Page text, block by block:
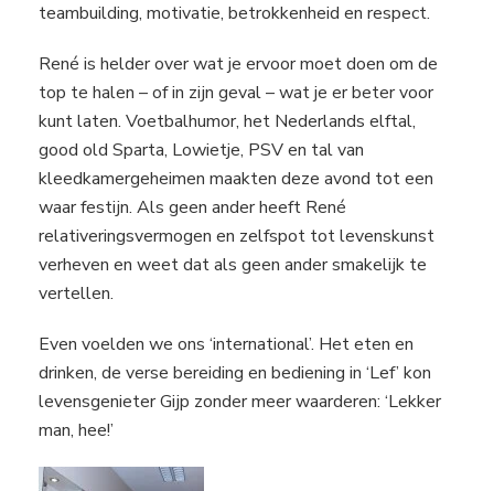
teambuilding, motivatie, betrokkenheid en respect.
René is helder over wat je ervoor moet doen om de
top te halen – of in zijn geval – wat je er beter voor
kunt laten. Voetbalhumor, het Nederlands elftal,
good old Sparta, Lowietje, PSV en tal van
kleedkamergeheimen maakten deze avond tot een
waar festijn. Als geen ander heeft René
relativeringsvermogen en zelfspot tot levenskunst
verheven en weet dat als geen ander smakelijk te
vertellen.
Even voelden we ons ‘international’. Het eten en
drinken, de verse bereiding en bediening in ‘Lef’ kon
levensgenieter Gijp zonder meer waarderen: ‘Lekker
man, hee!’